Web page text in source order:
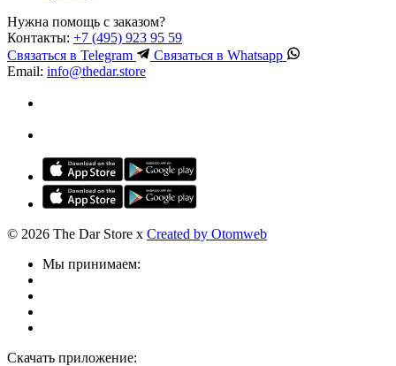
Нужна помощь с заказом?
Контакты: +7 (495) 923 95 59
Связаться в Telegram Связаться в Whatsapp
Email: info@thedar.store
© 2026 The Dar Store x Created by Otomweb
Мы принимаем:
Скачать приложение: